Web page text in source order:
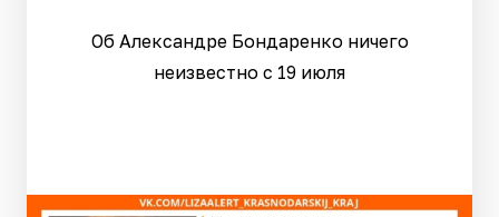
Об Александре Бондаренко ничего
неизвестно с 19 июля